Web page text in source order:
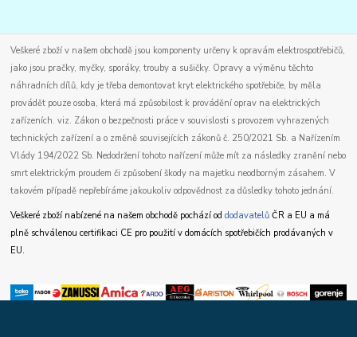
Veškeré zboží v našem obchodě jsou komponenty určeny k opravám elektrospotřebičů,
jako jsou pračky, myčky, sporáky, trouby a sušičky. Opravy a výměnu těchto
náhradních dílů, kdy je třeba demontovat kryt elektrického spotřebiče, by měla
provádět pouze osoba, která má způsobilost k provádění oprav na elektrických
zařízeních. viz. Zákon o bezpečnosti práce v souvislosti s provozem vyhrazených
technických zařízení a o změně souvisejících zákonů č. 250/2021 Sb. a Nařízením
Vlády 194/2022 Sb. Nedodržení tohoto nařízení může mít za následky zranění nebo
smrt elektrickým proudem či způsobení škody na majetku neodborným zásahem. V
takovém případě nepřebíráme jakoukoliv odpovědnost za důsledky tohoto jednání.
Veškeré zboží nabízené na našem obchodě pochází oddodavatelů ČR a EU a má
plně schválenou certifikaci CE pro použití v domácích spotřebičích prodávaných v
EU.